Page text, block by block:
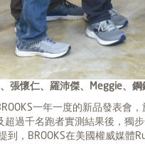
張懷仁、羅沛傑、Meggie、
一年一度的新品發表會
過千名跑者實測結果後，獨
到，BROOKS在美國權威媒體